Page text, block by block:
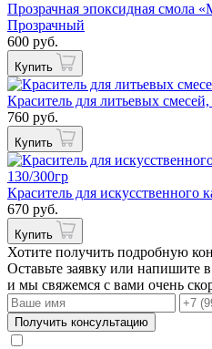
Прозрачная эпоксидная смола
Прозрачный
600 руб.
Купить
Краситель для литьевых
760 руб.
Купить
Краситель для
670 руб.
Купить
Хотите получить подробную
Оставьте заявку или напишите
и мы свяжемся с вами очень
Получить консультацию